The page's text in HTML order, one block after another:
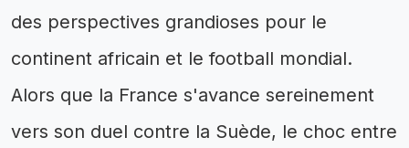
des perspectives grandioses pour le
continent africain et le football mondial.
Alors que la France s'avance sereinement
vers son duel contre la Suède, le choc entre